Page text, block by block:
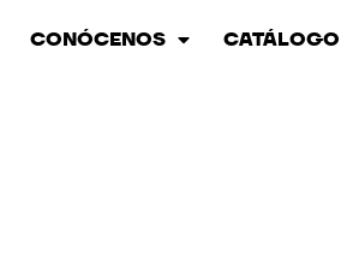
CONÓCENOS CATÁLOGO